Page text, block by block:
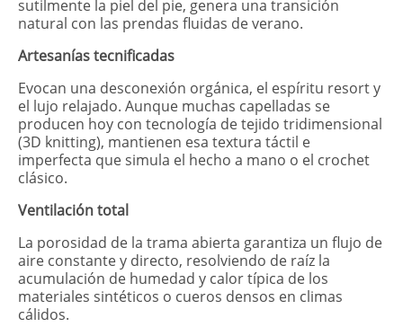
sutilmente la piel del pie, genera una transición
natural con las prendas fluidas de verano.
Artesanías tecnificadas
Evocan una desconexión orgánica, el espíritu resort y
el lujo relajado. Aunque muchas capelladas se
producen hoy con tecnología de tejido tridimensional
(3D knitting), mantienen esa textura táctil e
imperfecta que simula el hecho a mano o el crochet
clásico.
Ventilación total
La porosidad de la trama abierta garantiza un flujo de
aire constante y directo, resolviendo de raíz la
acumulación de humedad y calor típica de los
materiales sintéticos o cueros densos en climas
cálidos.